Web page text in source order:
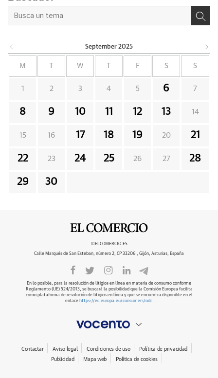
September 2025
M W F S S
1 2 3 4 5 6 7
8 9 10 11 12 13 14
15 16 17 18 19 20 21
22 23 24 25 26 27 28
29 30
©ELCOMERCIO.ES
Calle Marqués de San Esteban, número 2, CP 33206 , Gijón, Asturias, España
En lo posible, para la resolución de litigios en línea en materia de consumo conforme
Reglamento (UE) 524/2013, se buscará la posibilidad que la Comisión Europea facilita
como plataforma de resolución de litigios en línea y que se encuentra disponible en el
enlace https://ec.europa.eu/consumers/odr.
Contactar Aviso legal Condiciones de uso
Política de privacidad
Publicidad
Mapa web Política de cookies